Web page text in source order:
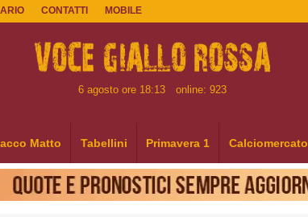
CONTATTI MOBILE
6 agosto ore 18:13 online: 923
Matto Tabellini Primavera 1 Calciomercato